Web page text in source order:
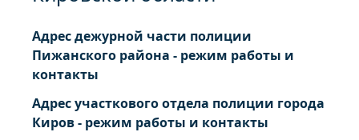
Адрес дежурной части полиции
Пижанского района - режим работы и
контакты
Адрес участкового отдела полиции города
Киров - режим работы и контакты